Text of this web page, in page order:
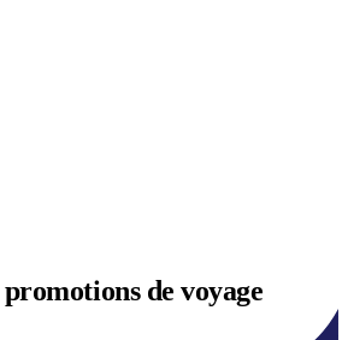
promotions de voyage